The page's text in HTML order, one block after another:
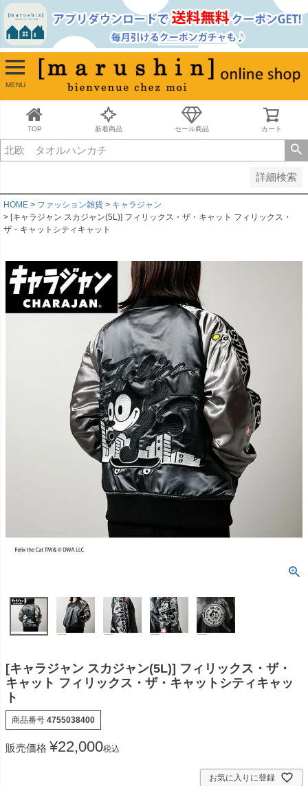
MENU
TOP 新着商品 セール商品 カート
詳細検索
並び順
新着順
古い順
価格が安い順
価格が高い順
キーワードヒット順
HOME ファッション雑貨
キャラジャン
[キャラジャン スカジャン(5L)] フィリックス・ザ・キャット フィリックス・
ザ・キャットシティキャット
[キャラジャン スカジャン(5L)] フィリックス・ザ・
キャット フィリックス・ザ・キャットシティキャッ
ト
商品番号 4755038400
販売価格 ¥22,000税込
お気に入りに登録